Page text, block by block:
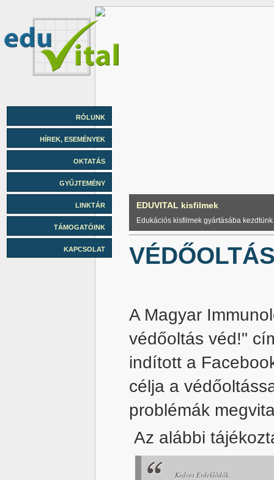
RÓLUNK
HÍREK, ESEMÉNYEK
OKTATÁS
GYŰJTEMÉNY
LINKTÁR
TÁMOGATÓINK
KAPCSOLAT
EDUVITAL kisfilmek
Edukációs kisfilmek gyártásába kezdtünk
A Magyar
védőoltás véd!"
indított a
célja a
problémák
Az alábbi
Kedves Érdeklődők,